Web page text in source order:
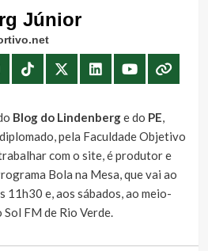
Júnior
Blog do Lindenberge do PE,
pela Faculdade Objetivo
com o site, é produtor e
Bola na Mesa, que vai ao
11h30 e, aos sábados, ao meio-
FM de Rio Verde.